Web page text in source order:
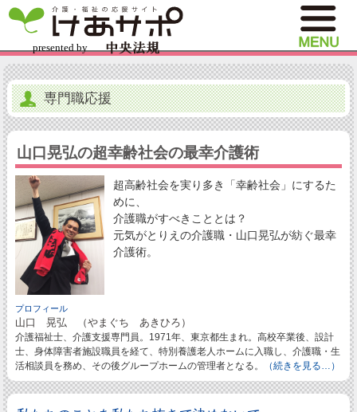
専門職応援
山口晃弘の超幸齢社会の最幸介護術
超高齢社会を実り多き「幸齢社会」にするた
めに、
介護職がすべきこととは？
元気がとりえの介護職・山口晃弘が紡ぐ最幸
介護術。
プロフィール
山口 晃弘 （やまぐち あきひろ）
介護福祉士、介護支援専門員。1971年、東京都生まれ。高校卒業後、設計
士、身体障害者施設職員を経て、特別養護老人ホームに入職し、介護職・生
活相談員を務め、その後グループホームの管理者となる。
（続きを見る…）